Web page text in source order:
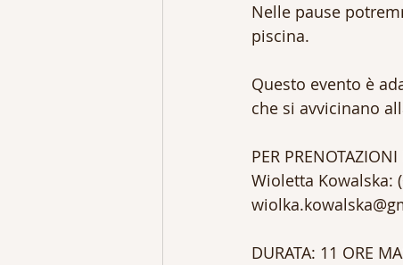
Nelle pause
piscina.
Questo evento è
che si avvicinano
PER
Wioletta Kowalska:
DURATA: 11 ORE